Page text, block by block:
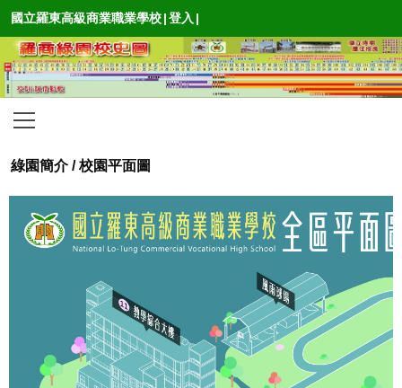
國立羅東高級商業職業學校|登入 |
綠園簡介 /校園平面圖